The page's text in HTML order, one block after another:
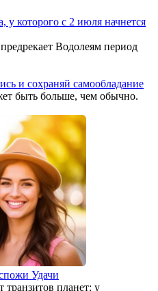
у которого с 2 июля начнется
Водолеям период
и сохраняй самообладание
быть больше, чем обычно.
Удачи
транзитов планет: у